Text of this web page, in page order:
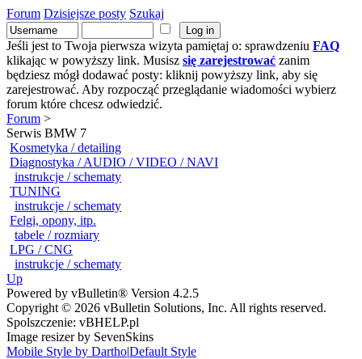
Forum Dzisiejsze posty Szukaj
Jeśli jest to Twoja pierwsza wizyta pamiętaj o: sprawdzeniu FAQ
klikając w powyższy link. Musisz się zarejestrować zanim
będziesz mógł dodawać posty: kliknij powyższy link, aby się
zarejestrować. Aby rozpocząć przeglądanie wiadomości wybierz
forum które chcesz odwiedzić.
Forum >
Serwis BMW 7
Kosmetyka / detailing
Diagnostyka / AUDIO / VIDEO / NAVI
instrukcje / schematy
TUNING
instrukcje / schematy
Felgi, opony, itp.
tabele / rozmiary
LPG / CNG
instrukcje / schematy
Up
Powered by vBulletin® Version 4.2.5
Copyright © 2026 vBulletin Solutions, Inc. All rights reserved.
Spolszczenie: vBHELP.pl
Image resizer by SevenSkins
Mobile Style by Dartho|Default Style